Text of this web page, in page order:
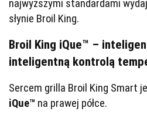
najwyższymi standardami
słynie Broil King.
Broil King iQue™ –
inteligentną kontrolą
Sercem grilla Broil King Smart
iQue™ na prawej półce.